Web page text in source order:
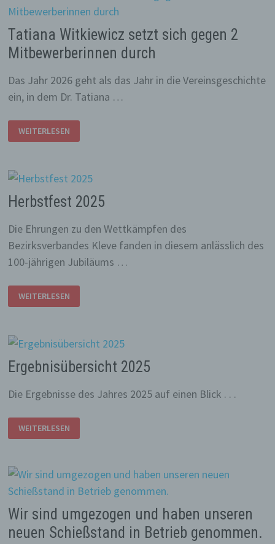
Tatiana Witkiewicz setzt sich gegen 2
Mitbewerberinnen durch
Das Jahr 2026 geht als das Jahr in die Vereinsgeschichte
ein, in dem Dr. Tatiana …
WITKIEWICZ
SETZT
MITBEWERBERINNEN
DURCH
WEITERLESEN
Herbstfest 2025
Die Ehrungen zu den Wettkämpfen des
Bezirksverbandes Kleve fanden in diesem anlässlich des
100-jährigen Jubiläums …
2025
WEITERLESEN
Ergebnisübersicht 2025
Die Ergebnisse des Jahres 2025 auf einen Blick . . .
2025
WEITERLESEN
Wir sind umgezogen und haben unseren
neuen Schießstand in Betrieb genommen.